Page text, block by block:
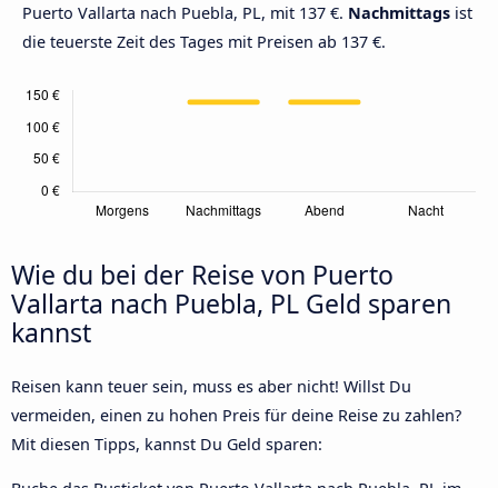
Puerto Vallarta nach Puebla, PL, mit 137 €. Nachmittags ist
die teuerste Zeit des Tages mit Preisen ab 137 €.
Wie du bei der Reise von Puerto
Vallarta nach Puebla, PL Geld sparen
kannst
Reisen kann teuer sein, muss es aber nicht! Willst Du
vermeiden, einen zu hohen Preis für deine Reise zu zahlen?
Mit diesen Tipps, kannst Du Geld sparen: